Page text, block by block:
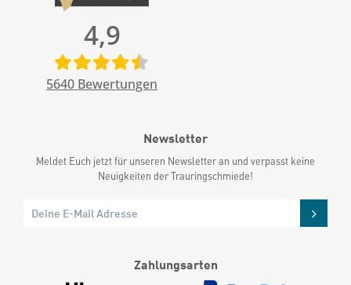
4,9
5640 Bewertungen
Newsletter
Meldet Euch jetzt für unseren Newsletter an und verpasst keine
Neuigkeiten der Trauringschmiede!
Zahlungsarten